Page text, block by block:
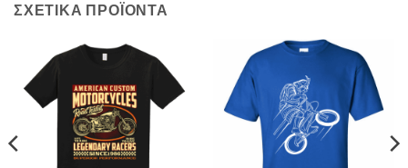
ΣΧΕΤΙΚΆ ΠΡΟΪΌΝΤΑ